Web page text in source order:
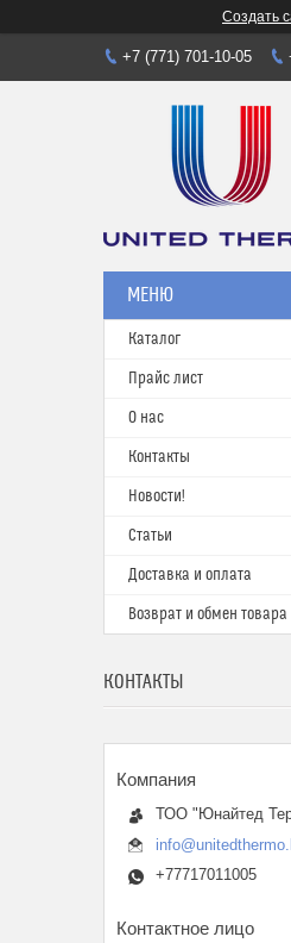
Создать
+7 (771) 701-10-05
Каталог
Прайс лист
О нас
Контакты
Новости!
Статьи
Доставка и оплата
Возврат и обмен товара
КОНТАКТЫ
ТОО "Юнайтед
+77717011005